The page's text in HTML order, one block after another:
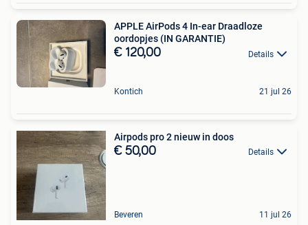
APPLE AirPods 4 In-ear Draadloze
oordopjes (IN GARANTIE)
€ 120,00 Details
Kontich 21 jul 26
Airpods pro 2 nieuw in doos
€ 50,00 Details
Beveren 11 jul 26